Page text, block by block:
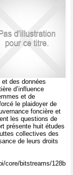
des données
d’influence
et de
le plaidoyer de
foncière et
les questions de
présente huit études
collectives des
de leurs droits
core/bitstreams/128b